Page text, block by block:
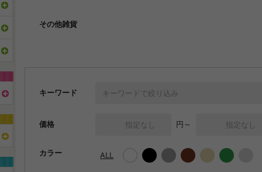
その他雑貨
キーワード
価格 円～
カラー ALL